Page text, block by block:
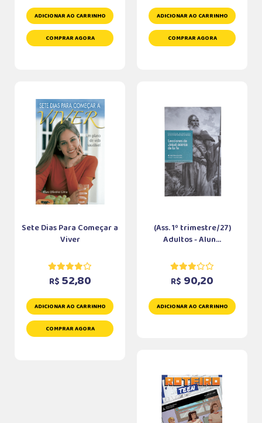
ADICIONAR AO CARRINHO
COMPRAR AGORA
ADICIONAR AO CARRINHO
COMPRAR AGORA
Sete Dias Para Começar a
Viver
R$ 52,80
ADICIONAR AO CARRINHO
COMPRAR AGORA
(Ass. 1º trimestre/27)
Adultos - Alun...
R$ 90,20
ADICIONAR AO CARRINHO